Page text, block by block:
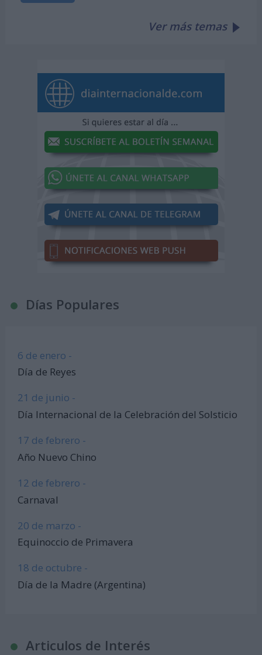
Ver más temas
Días Populares
6 de enero -
Día de Reyes
21 de junio -
Día Internacional de la Celebración del Solsticio
17 de febrero -
Año Nuevo Chino
12 de febrero -
Carnaval
20 de marzo -
Equinoccio de Primavera
18 de octubre -
Día de la Madre (Argentina)
Articulos de Interés